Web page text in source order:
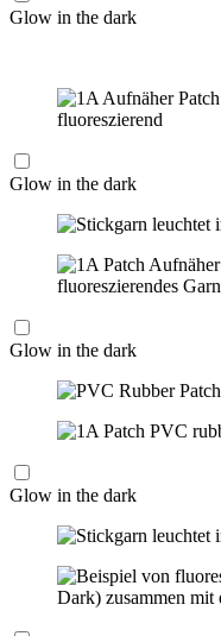
Glow in the dark
Glow in the dark
Glow in the dark
Glow in the dark